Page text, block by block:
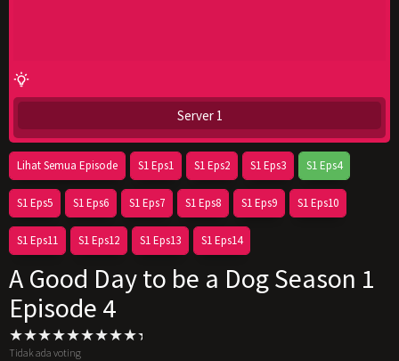
Server 1
Lihat Semua Episode S1 Eps1 S1 Eps2 S1 Eps3 S1 Eps4
S1 Eps5 S1 Eps6 S1 Eps7 S1 Eps8 S1 Eps9 S1 Eps10
S1 Eps11 S1 Eps12 S1 Eps13 S1 Eps14
A Good Day to be a Dog Season 1
Episode 4
Tidak ada voting